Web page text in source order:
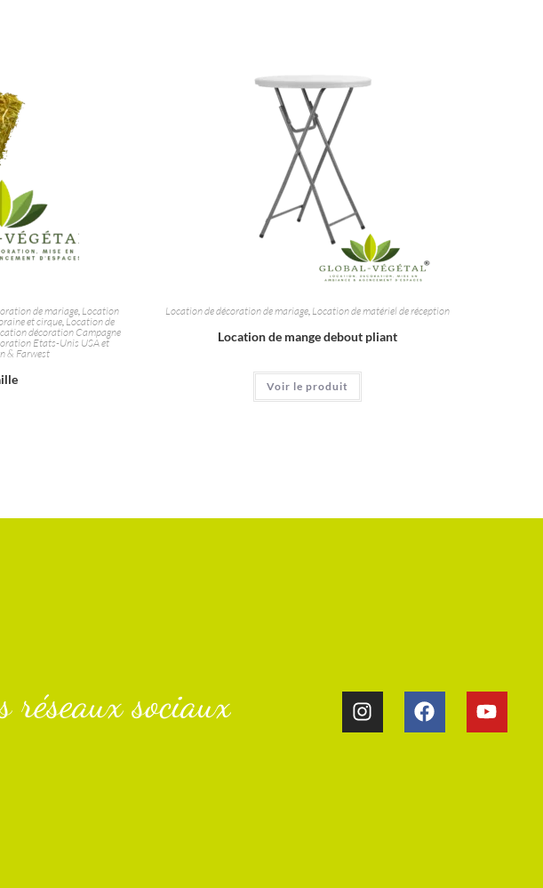
de mariage, Location
et cirque, Location de
décoration Campagne
Etats-Unis USA et
& Farwest
Location de décoration de mariage, Location de matériel de réception
Location de mange debout pliant
Voir le produit
réseaux sociaux​